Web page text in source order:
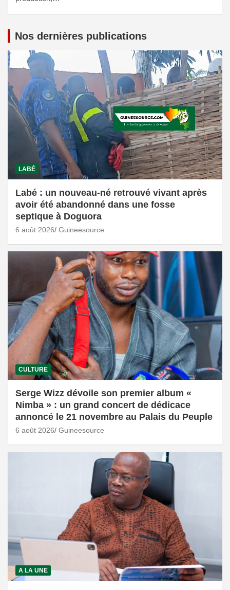
Nos dernières publications
LABÉ
Labé : un nouveau-né retrouvé vivant après
avoir été abandonné dans une fosse
septique à Doguora
6 août 2026 Guineesource
CULTURE
Serge Wizz dévoile son premier album «
Nimba » : un grand concert de dédicace
annoncé le 21 novembre au Palais du Peuple
6 août 2026 Guineesource
A LA UNE